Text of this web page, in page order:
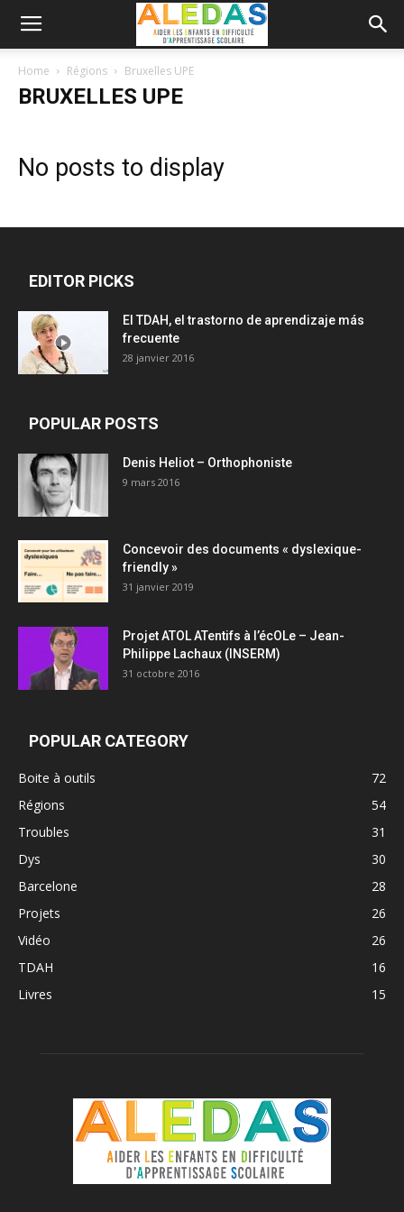
Home Régions Bruxelles UPE
BRUXELLES UPE
No posts to display
EDITOR PICKS
El TDAH, el trastorno de aprendizaje más
frecuente
28 janvier 2016
POPULAR POSTS
Denis Heliot – Orthophoniste
9 mars 2016
Concevoir des documents « dyslexique-
friendly »
31 janvier 2019
Projet ATOL ATentifs à l’écOLe – Jean-
Philippe Lachaux (INSERM)
31 octobre 2016
POPULAR CATEGORY
Boite à outils
72
Régions
54
Troubles
31
Dys
30
Barcelone
28
Projets
26
Vidéo
26
TDAH
16
Livres
15